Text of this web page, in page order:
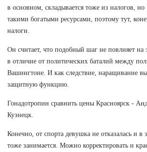
в основном, складывается тоже из налогов, но
такими богатыми ресурсами, поэтому тут,
налоги.
Он считает, что подобный шаг не повлияет на
в отличие от политических баталий между
Вашингтоне. И как следствие, наращивание
защитную функцию.
Гонадотропин сравнить цены Красноярск -
Кузнецк.
Конечно, от спорта девушка не отказалась и в
тоже занимается. Можно корректировать и